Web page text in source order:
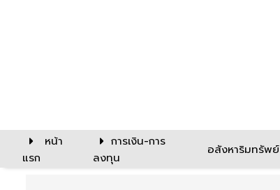
หน้า
แรก
การเงิน-การ
ลงทุน
อสังหาริมทรัพย์